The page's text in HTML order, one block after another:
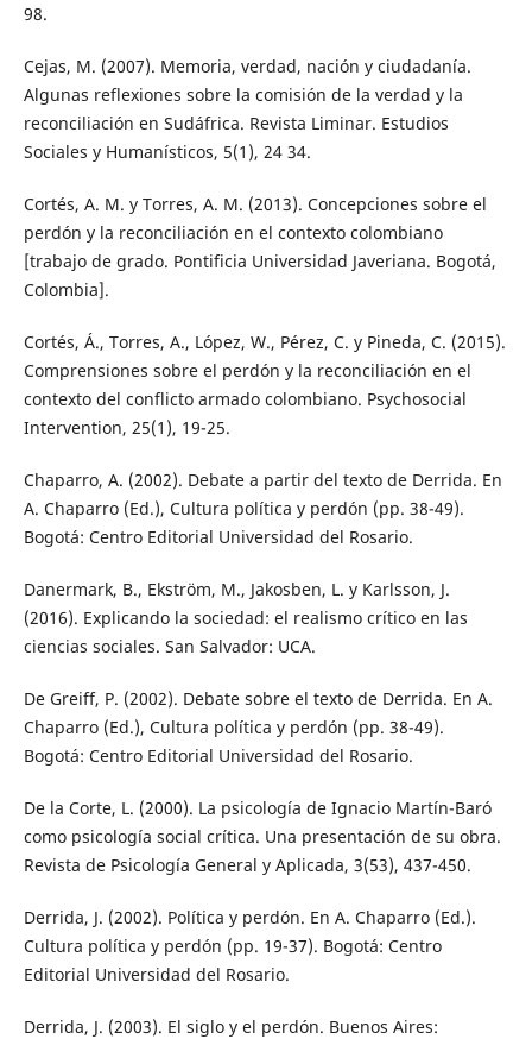
98.
Cejas, M. (2007). Memoria, verdad, nación y ciudadanía.
Algunas reflexiones sobre la comisión de la verdad y la
reconciliación en Sudáfrica. Revista Liminar. Estudios
Sociales y Humanísticos, 5(1), 24 34.
Cortés, A. M. y Torres, A. M. (2013). Concepciones sobre el
perdón y la reconciliación en el contexto colombiano
[trabajo de grado. Pontificia Universidad Javeriana. Bogotá,
Colombia].
Cortés, Á., Torres, A., López, W., Pérez, C. y Pineda, C. (2015).
Comprensiones sobre el perdón y la reconciliación en el
contexto del conflicto armado colombiano. Psychosocial
Intervention, 25(1), 19-25.
Chaparro, A. (2002). Debate a partir del texto de Derrida. En
A. Chaparro (Ed.), Cultura política y perdón (pp. 38-49).
Bogotá: Centro Editorial Universidad del Rosario.
Danermark, B., Ekström, M., Jakosben, L. y Karlsson, J.
(2016). Explicando la sociedad: el realismo crítico en las
ciencias sociales. San Salvador: UCA.
De Greiff, P. (2002). Debate sobre el texto de Derrida. En A.
Chaparro (Ed.), Cultura política y perdón (pp. 38-49).
Bogotá: Centro Editorial Universidad del Rosario.
De la Corte, L. (2000). La psicología de Ignacio Martín-Baró
como psicología social crítica. Una presentación de su obra.
Revista de Psicología General y Aplicada, 3(53), 437-450.
Derrida, J. (2002). Política y perdón. En A. Chaparro (Ed.).
Cultura política y perdón (pp. 19-37). Bogotá: Centro
Editorial Universidad del Rosario.
Derrida, J. (2003). El siglo y el perdón. Buenos Aires: